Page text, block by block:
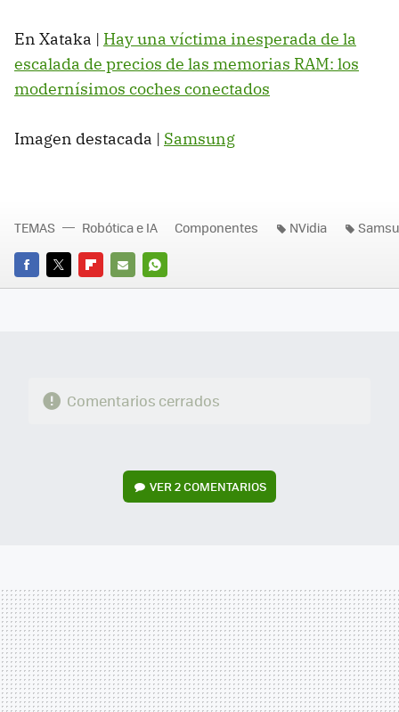
En Xataka | Hay una víctima inesperada de la
escalada de precios de las memorias RAM: los
modernísimos coches conectados
Imagen destacada | Samsung
FACEBOOK
TWITTERFLIPBOARD
E-
WHATSAPP
TEMAS Robótica e IA Componentes NVidia
Comentarios cerrados
VER2 COMENTARIOS